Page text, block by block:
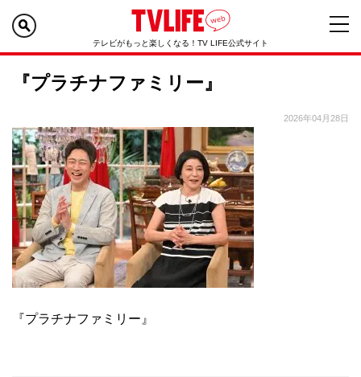
テレビがもっと楽しくなる！TV LIFE公式サイト
『プラチナファミリー』
2026年04月28日
『プラチナファミリー』